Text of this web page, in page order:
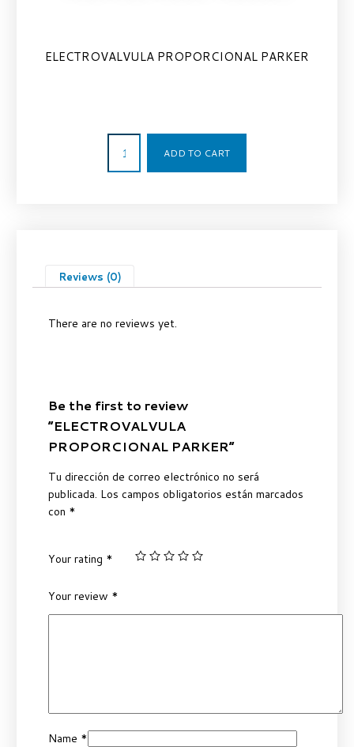
ELECTROVALVULA PROPORCIONAL PARKER
ADD TO CART
Reviews (0)
There are no reviews yet.
Be the first to review
“ELECTROVALVULA
PROPORCIONAL PARKER”
Tu dirección de correo electrónico no será
publicada. Los campos obligatorios están marcados
con *
Your rating *
Your review *
Name *